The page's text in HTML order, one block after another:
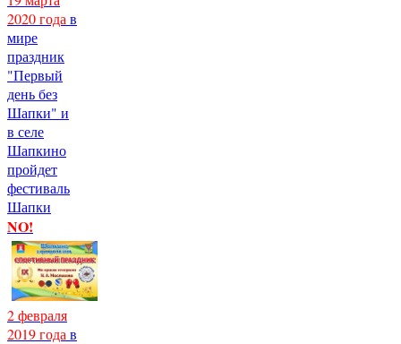
2020 года в
мире
праздник
"Первый
день без
Шапки" и
в селе
Шапкино
пройдет
фестиваль
Шапки
NO!
2 февраля
2019 года в